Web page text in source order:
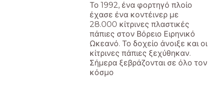
Το 1992, ένα φορτηγό πλοίο
έχασε ένα κοντέινερ με
28.000 κίτρινες πλαστικές
πάπιες στον Βόρειο Ειρηνικό
Ωκεανό. Το δοχείο άνοιξε και οι
κίτρινες πάπιες ξεχύθηκαν.
Σήμερα ξεβράζονται σε όλο τον
κόσμο